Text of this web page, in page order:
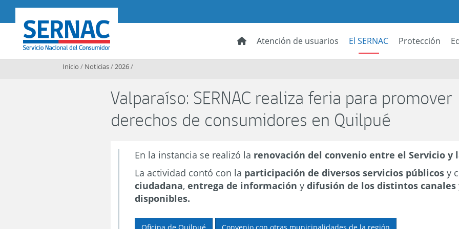
SERNAC
Atención de usuarios El SERNAC Protección
Inicio / Noticias/2026/
Valparaíso: SERNAC realiza feria para promover
derechos de consumidores en Quilpué
En la instancia se realizó la renovación del convenio entre el Servicio y
La actividad contó con la participación de diversos servicios públicosy
ciudadana,entrega de informaciónydifusión de los distintos
disponibles.